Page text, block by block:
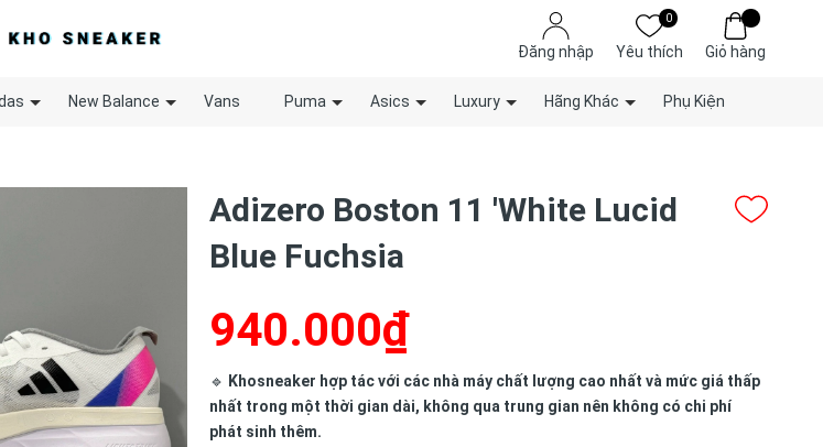
Đăng nhập
0
Yêu thích Giỏ hàng
New Balance Vans Puma Asics Luxury Hãng Khác Phụ Kiện
Adizero Boston 11 'White Lucid
Blue Fuchsia
940.000₫
🔹 Khosneaker hợp tác với các nhà máy chất lượng cao nhất và mức giá thấp
nhất trong một thời gian dài, không qua trung gian nên không có chi phí
phát sinh thêm.